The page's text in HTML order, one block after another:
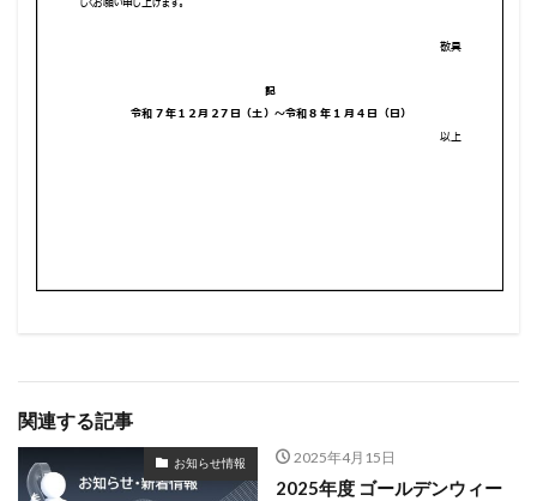
関連する記事
お知らせ情報 2025年4月15日
2025年度 ゴールデンウィー